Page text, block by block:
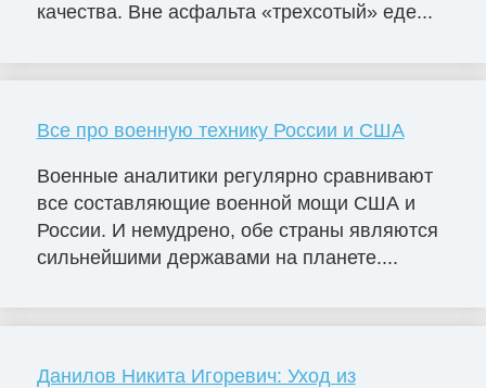
качества. Вне асфальта «трехсотый» еде...
Все про военную технику России и США
Военные аналитики регулярно сравнивают
все составляющие военной мощи США и
России. И немудрено, обе страны являются
сильнейшими державами на планете....
Данилов Никита Игоревич: Уход из